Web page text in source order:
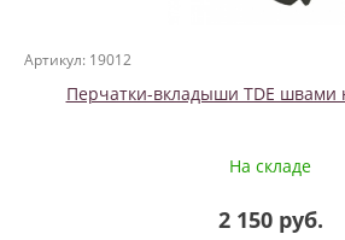
Артикул: 19012
Перчатки-вкладыши TDE швами
На складе
2 150 руб.